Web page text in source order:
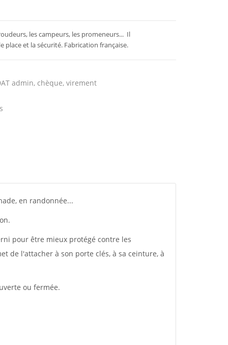
les campeurs, les promeneurs... Il
et la sécurité. Fabrication française.
admin, chèque, virement
en randonnée...
pour être mieux protégé contre les
de l'attacher à son porte clés, à sa ceinture, à
ou fermée.